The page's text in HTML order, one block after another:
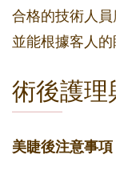
合格的技術人員
並能根據客人的
術後護理
美睫後注意事項